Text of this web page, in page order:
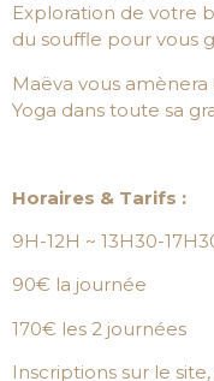
Exploration de votre
du souffle pour vous
Maëva vous
Yoga dans toute sa
Horaires & Tarifs :
9H-12H ~ 13H30-
90€ la journée
170€ les 2 journées
Inscriptions sur le